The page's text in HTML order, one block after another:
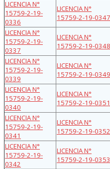
LICENCIA N°
15759-2-19-
0336
LICENCIA N°
15759-2-19-0347
LICENCIA N°
15759-2-19-
0337
LICENCIA N°
15759-2-19-0348
LICENCIA N°
15759-2-19-
0339
LICENCIA N°
15759-2-19-0349
LICENCIA N°
15759-2-19-
0340
LICENCIA N°
15759-2-19-0351
LICENCIA N°
15759-2-19-
0341
LICENCIA N°
15759-2-19-0352
LICENCIA N°
15759-2-19-
0342
LICENCIA N°
15759-2-19-0353